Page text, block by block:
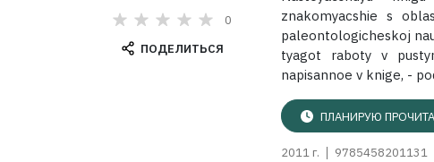
0
ПОДЕЛИТЬСЯ
znakomyacshie s
paleontologicheskoj
tyagot raboty v
napisannoe v knige, -
ПЛАНИРУЮ
2011 г. 9785458201131